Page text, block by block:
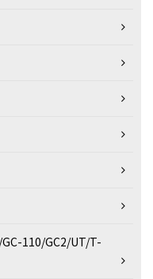
110/GC2/UT/T-